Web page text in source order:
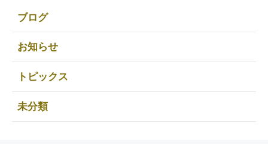
ブログ
お知らせ
トピックス
未分類